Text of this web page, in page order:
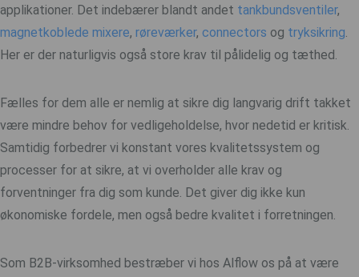
applikationer. Det indebærer blandt andet tankbundsventiler,
magnetkoblede mixere, røreværker, connectors og tryksikring.
Her er der naturligvis også store krav til pålidelig og tæthed.
Fælles for dem alle er nemlig at sikre dig langvarig drift takket
være mindre behov for vedligeholdelse, hvor nedetid er kritisk.
Samtidig forbedrer vi konstant vores kvalitetssystem og
processer for at sikre, at vi overholder alle krav og
forventninger fra dig som kunde. Det giver dig ikke kun
økonomiske fordele, men også bedre kvalitet i forretningen.
Som B2B-virksomhed bestræber vi hos Alflow os på at være